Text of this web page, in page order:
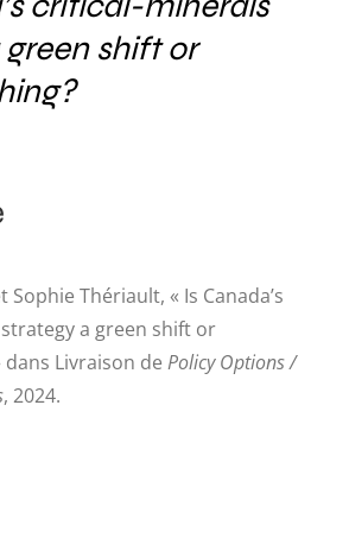
shift or
Thériault, « Is Canada’s
a green shift or
Livraison de Policy Options /
, 2024.